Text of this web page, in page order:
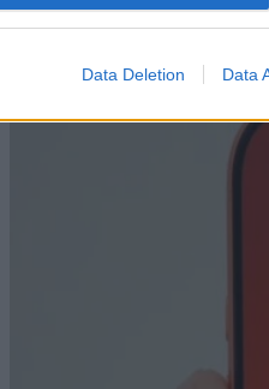
Data Deletion Data
07/08/2026